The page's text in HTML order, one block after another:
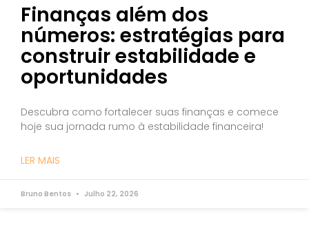
Finanças além dos
números: estratégias para
construir estabilidade e
oportunidades
Descubra como fortalecer suas finanças e comece
hoje sua jornada rumo à estabilidade financeira!
LER MAIS
Bruno Bentos Julho 22, 2026